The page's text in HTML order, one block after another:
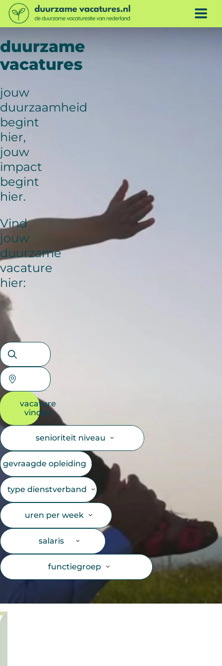
Doorgaan naar inhoud
duurzame
vacatures
jouw
duurzaamheid
begint
hier,
jouw
impact
begint
hier.
Vind
jouw
duurzame
vacature
hier:
vacature
vinden
senioriteit niveau
gevraagde opleiding
type dienstverband
uren per week
salaris
functiegroep